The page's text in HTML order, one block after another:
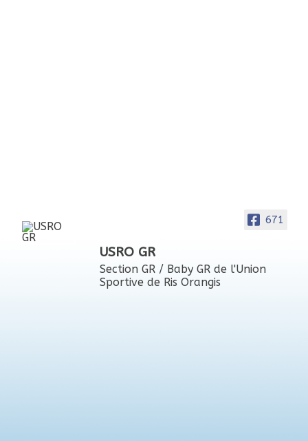
671
USRO GR
Section GR / Baby GR de l'Union
Sportive de Ris Orangis